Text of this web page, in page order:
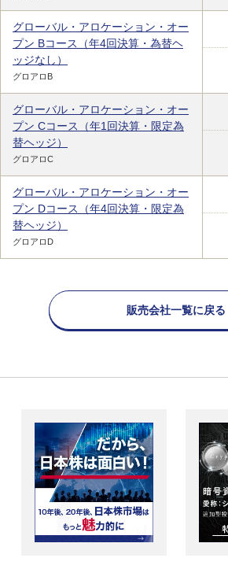
グローバル・アロケーション・オー
プン Bコース（年4回決算・為替ヘ
ッジなし）
グロアロB
グローバル・アロケーション・オー
プン Cコース（年1回決算・限定為
替ヘッジ）
グロアロC
グローバル・アロケーション・オー
プン Dコース（年4回決算・限定為
替ヘッジ）
グロアロD
販売会社一覧に戻る